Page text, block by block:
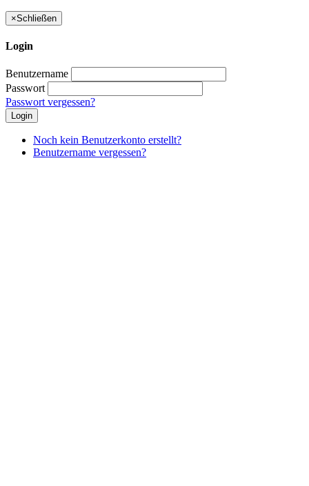
×Schließen
Login
Benutzername
Passwort
Passwort vergessen?
Login
Noch kein Benutzerkonto erstellt?
Benutzername vergessen?